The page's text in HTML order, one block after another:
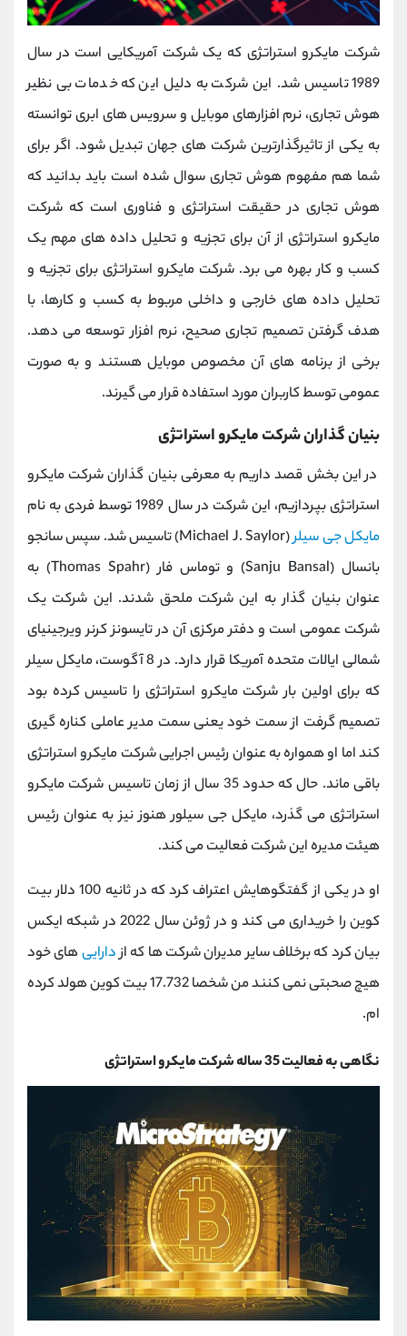
شرکت مایکرو استراتژی که یک شرکت آمریکایی است در سال
1989 تاسیس شد. این شرکت به دلیل این که خدمات بی نظیر
هوش تجاری، نرم افزارهای موبایل و سرویس های ابری توانسته
به یکی از تاثیرگذارترین شرکت های جهان تبدیل شود. اگر برای
شما هم مفهوم هوش تجاری سوال شده است باید بدانید که
هوش تجاری در حقیقت استراتژی و فناوری است که شرکت
مایکرو استراتژی از آن برای تجزیه و تحلیل داده های مهم یک
کسب و کار بهره می برد. شرکت مایکرو استراتژی برای تجزیه و
تحلیل داده ‌های خارجی و داخلی مربوط به کسب و کارها، با
هدف گرفتن تصمیم تجاری صحیح، نرم افزار توسعه می ‌دهد.
برخی از برنامه‌ های آن مخصوص موبایل هستند و به صورت
عمومی توسط کاربران مورد استفاده قرار می‌ گیرند.
بنیان گذاران شرکت مایکرو استراتژی
در این بخش قصد داریم به معرفی بنیان گذاران شرکت مایکرو
استراتژی بپردازیم، این شرکت در سال 1989 توسط فردی به نام
مایکل جی سیلر(
Michael J. Saylor) تاسیس شد. سپس سانجو
بانسال (Sanju Bansal) و توماس فار (Thomas Spahr) به
عنوان بنیان ‌گذار به این شرکت ملحق شدند. این شرکت یک
شرکت عمومی است و دفتر مرکزی آن در تایسونز کرنر ویرجینیای
شمالی ایالات متحده آمریکا قرار دارد. در 8 آگوست، مایکل سیلر
که برای اولین بار شرکت مایکرو استراتژی را تاسیس کرده بود
تصمیم گرفت از سمت خود یعنی سمت مدیر عاملی کناره گیری
کند اما او همواره به عنوان رئیس اجرایی شرکت مایکرو استراتژی
باقی ماند. حال که حدود 35 سال از زمان تاسیس شرکت مایکرو
استراتژی می گذرد، مایکل جی سیلور هنوز نیز به عنوان رئیس
هیئت مدیره این شرکت فعالیت می کند.
او در یکی از گفتگوهایش اعتراف کرد که در ثانیه 100 دلار بیت
کوین را خریداری می کند و در ژوئن سال 2022 در شبکه ایکس
بیان کرد که برخلاف سایر مدیران شرکت ها که ازداراییهای خود
هیچ صحبتی نمی کنند من شخصا 17.732 بیت کوین هولد کرده
ام.
نگاهی به فعالیت 35 ساله شرکت مایکرو استراتژی